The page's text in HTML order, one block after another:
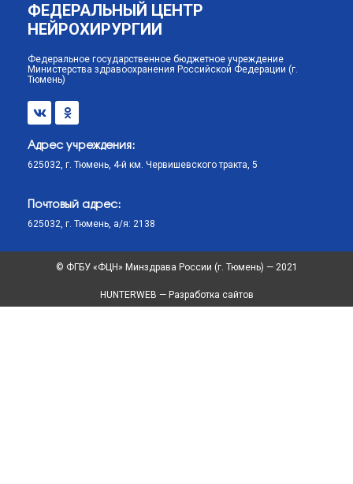
ФЕДЕРАЛЬНЫЙ ЦЕНТР
НЕЙРОХИРУРГИИ
Федеральное государственное бюджетное учреждение
Министерства здравоохранения Российской Федерации (г.
Тюмень)
Адрес учреждения:
625032, г. Тюмень, 4-й км. Червишевского тракта, 5
Почтовый адрес:
625032, г. Тюмень, а/я: 2138
© ФГБУ «ФЦН» Минздрава России (г. Тюмень) — 2021
HUNTERWEB — Разработка сайтов